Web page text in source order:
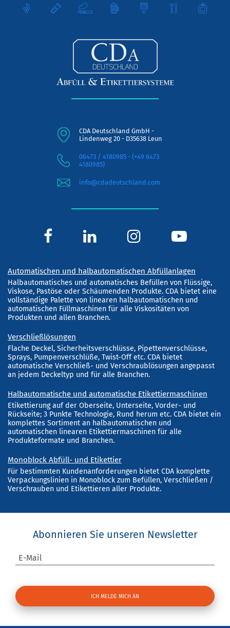
CDA Deutschland GmbH -
Lindenweg 20 - D35638 Leun
06473 / 4180985 - (+49 6473
4180985)
info@cdadeutschland.com
Automatischen und halbautomatischen Abfüllanlagen
Halbautomatisches und automatisches Befüllen von Flüssige,
Viskose, Pastöse oder Schäumenden Produkte. CDA bietet eine
vollständige Palette von linearen halbautomatischen und
automatischen Füllmaschinen für alle Viskositäten von
Produkten und allen Branchen.
Verschließlösungen
Flache Deckel, Sicherheitsverschlüsse, Pipettenverschlüsse,
Sprays, Pumpenverschlüße, Twist-Off etc. CDA bietet
automatische Verschließ- und Verschraublösungen angepasst
an jedem Deckeltyp und für alle Branchen.
Halbautomatische und automatische Etikettiermaschinen
Etikettierung auf der Oberseite, Unterseite, Vorder- und
Rückseite; 3 Punkte Technologie, Rund herum etc. CDA bietet ein
komplettes Sortiment an halbautomatischen und
automatischen linearen Etikettiermaschinen für alle
Produkteformate und Branchen.
Monoblock Abfüll- und Etikettier
Für bestimmten Kundenanforderungen bietet CDA komplette
Verpackungslinien in Monoblock zum Befüllen, Verschließen /
Verschrauben und Etikettieren aller Produkte.
Abonnieren Sie unseren Newsletter
E-Mail